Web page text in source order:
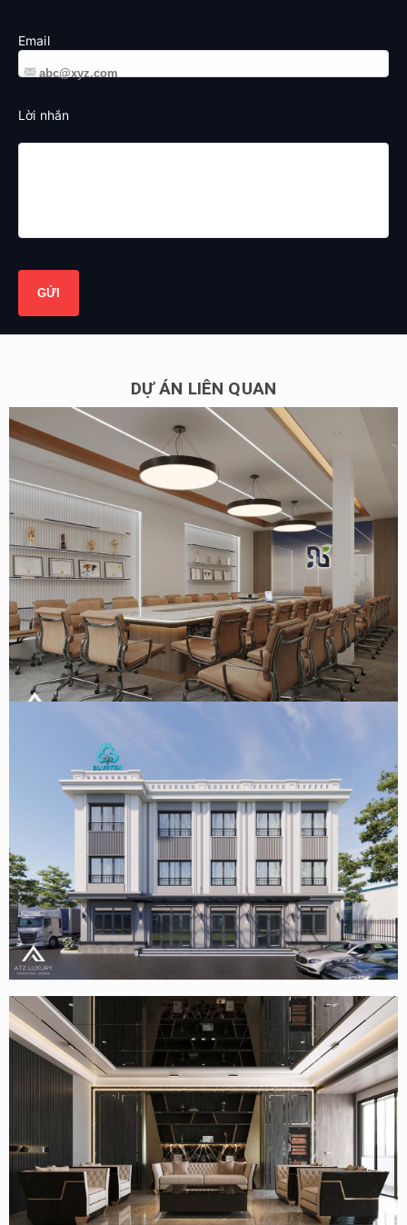
Email
Lời nhắn
DỰ ÁN LIÊN QUAN
Thiết kế văn phòng Tập đoàn dược phẩm Starmed chi
nhánh TPHCM
Thiết kế văn phòng nhà điều hành nhà máy sợi Bluetex-